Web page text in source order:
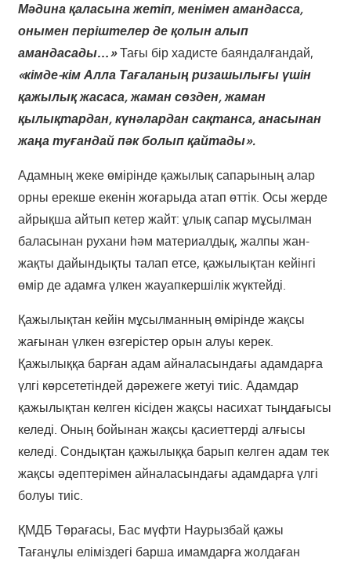
Мәдина қаласына жетіп, менімен амандасса,
онымен періштелер де қолын алып
амандасады…»Тағы бір хадисте баяндалғандай,
«кімде-кім Алла Тағаланың ризашылығы үшін
қажылық жасаса, жаман сөзден, жаман
қылықтардан, күнәлардан сақтанса, анасынан
жаңа туғандай пәк болып қайтады».
Адамның жеке өмірінде қажылық сапарының алар
орны ерекше екенін жоғарыда атап өттік. Осы жерде
айрықша айтып кетер жайт: ұлық сапар мұсылман
баласынан рухани һәм материалдық, жалпы жан-
жақты дайындықты талап етсе, қажылықтан кейінгі
өмір де адамға үлкен жауапкершілік жүктейді.
Қажылықтан кейін мұсылманның өмірінде жақсы
жағынан үлкен өзгерістер орын алуы керек.
Қажылыққа барған адам айналасындағы адамдарға
үлгі көрсететіндей дәрежеге жетуі тиіс. Адамдар
қажылықтан келген кісіден жақсы насихат тыңдағысы
келеді. Оның бойынан жақсы қасиеттерді алғысы
келеді. Сондықтан қажылыққа барып келген адам тек
жақсы әдептерімен айналасындағы адамдарға үлгі
болуы тиіс.
ҚМДБ Төрағасы, Бас мүфти Наурызбай қажы
Тағанұлы еліміздегі барша имамдарға жолдаған